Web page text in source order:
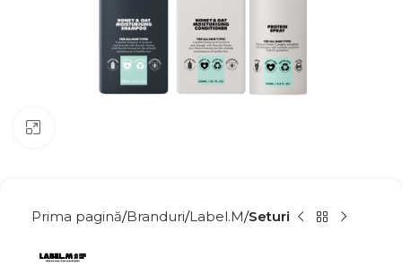
Prima pagină Branduri Label.M Seturi